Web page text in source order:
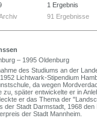
1 Ergebnis
91 Ergebnisse
– 1995 Oldenburg
des Studiums an der
Lichtwark-Stipendium
da wegen
zu, später entwickelte er in
er das Thema der
der Stadt Darmstadt, 1968
der Stadt Mannheim.